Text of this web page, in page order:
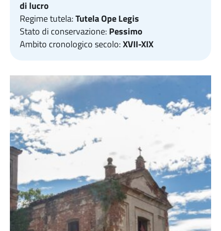
di lucro
Regime tutela:Tutela Ope Legis
Stato di conservazione: Pessimo
Ambito cronologico secolo:XVII-XIX